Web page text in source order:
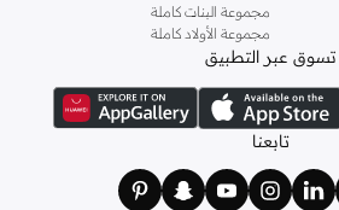
مجموعة البنات كاملة
مجموعة الأولاد كاملة
تسوق عبر التطبيق
تابعنا